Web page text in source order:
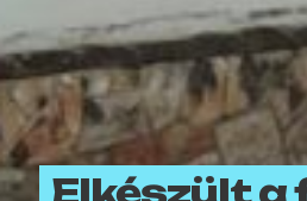
Elkészült a